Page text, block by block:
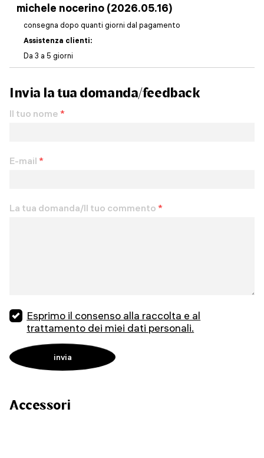
michele nocerino (2026.05.16)
consegna dopo quanti giorni dal pagamento
Assistenza clienti:
Da 3 a 5 giorni
Invia la tua domanda/feedback
Il tuo nome *
E-mail *
La tua domanda/Il tuo commento *
Esprimo il consenso alla raccolta e al
trattamento dei miei dati personali.
Accessori